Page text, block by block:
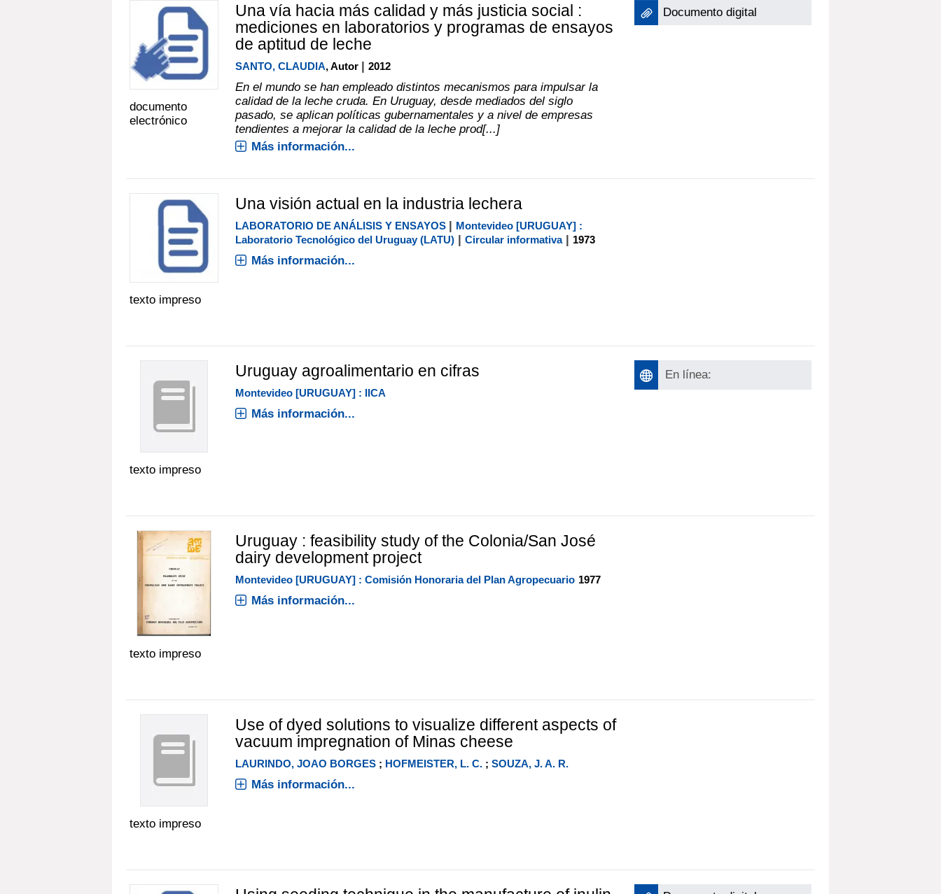
documento
electrónico
Una vía hacia más calidad y más justicia social :
mediciones en laboratorios y programas de ensayos
de aptitud de leche
SANTO, CLAUDIA, Autor | 2012
En el mundo se han empleado distintos mecanismos para impulsar la
calidad de la leche cruda. En Uruguay, desde mediados del siglo
pasado, se aplican políticas gubernamentales y a nivel de empresas
tendientes a mejorar la calidad de la leche prod[...]
Más información...
Documento digital
texto impreso
Una visión actual en la industria lechera
LABORATORIO DE ANÁLISIS Y ENSAYOS | Montevideo [URUGUAY] :
Laboratorio Tecnológico del Uruguay (LATU)| Circular informativa| 1973
Más información...
texto impreso
Uruguay agroalimentario en cifras
Montevideo [URUGUAY] : IICA
Más información...
En línea:
texto impreso
Uruguay : feasibility study of the Colonia/San José
dairy development project
Montevideo [URUGUAY] : Comisión Honoraria del Plan Agropecuario 1977
Más información...
texto impreso
Use of dyed solutions to visualize different aspects of
vacuum impregnation of Minas cheese
LAURINDO, JOAO BORGES; HOFMEISTER, L. C.; SOUZA, J. A. R.
Más información...